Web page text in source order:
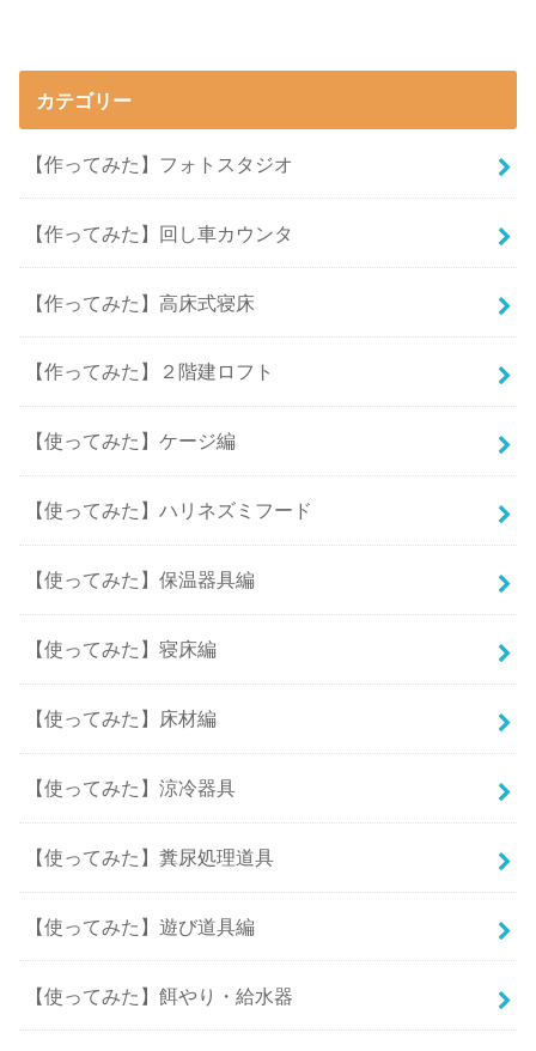
カテゴリー
【作ってみた】フォトスタジオ
【作ってみた】回し車カウンタ
【作ってみた】高床式寝床
【作ってみた】２階建ロフト
【使ってみた】ケージ編
【使ってみた】ハリネズミフード
【使ってみた】保温器具編
【使ってみた】寝床編
【使ってみた】床材編
【使ってみた】涼冷器具
【使ってみた】糞尿処理道具
【使ってみた】遊び道具編
【使ってみた】餌やり・給水器